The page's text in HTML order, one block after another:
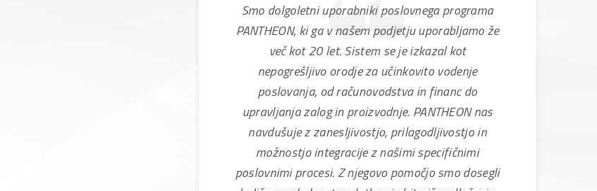
Smo dolgoletni uporabniki poslovnega programa
PANTHEON, ki ga v našem podjetju uporabljamo že
več kot 20 let. Sistem se je izkazal kot
nepogrešljivo orodje za učinkovito vodenje
poslovanja, od računovodstva in financ do
upravljanja zalog in proizvodnje. PANTHEON nas
navdušuje z zanesljivostjo, prilagodljivostjo in
možnostjo integracije z našimi specifičnimi
poslovnimi procesi. Z njegovo pomočjo smo dosegli